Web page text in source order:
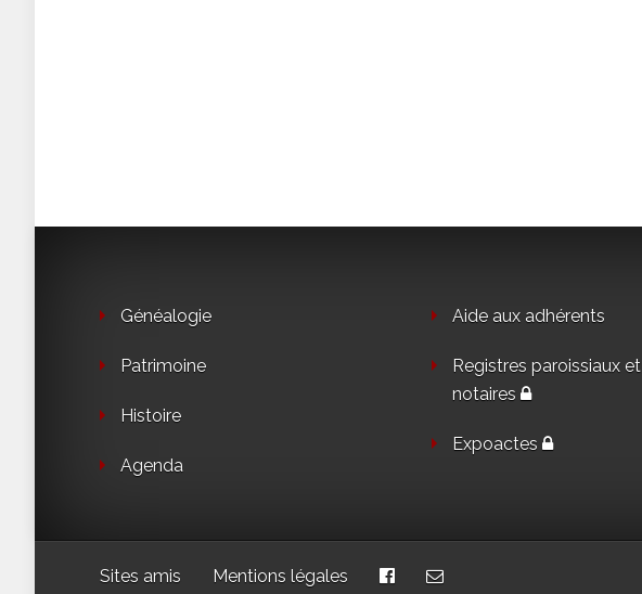
Généalogie
Patrimoine
Histoire
Agenda
Aide aux adhérents
Registres paroissiaux et
notaires
Expoactes
Sites amis Mentions légales